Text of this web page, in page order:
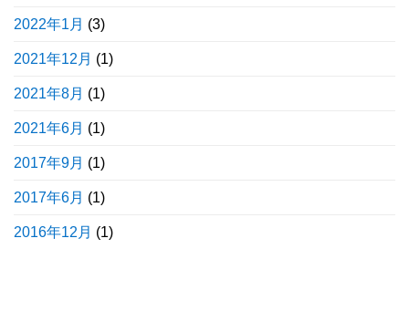
2022年1月 (3)
2021年12月 (1)
2021年8月 (1)
2021年6月 (1)
2017年9月 (1)
2017年6月 (1)
2016年12月 (1)